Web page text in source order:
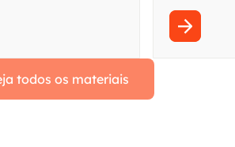
o backoffice!
todos os materiais